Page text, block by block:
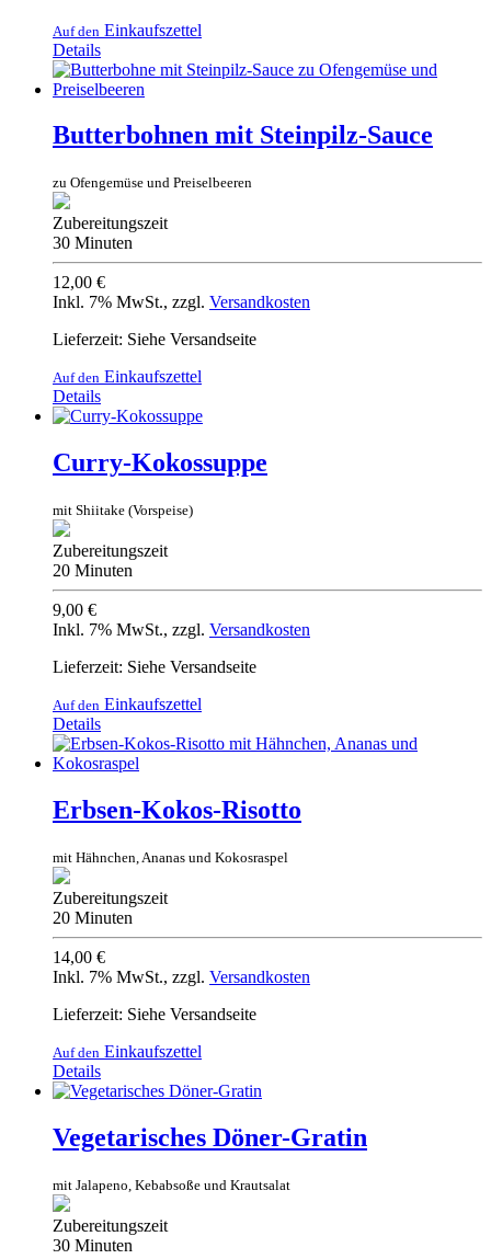
Auf den Einkaufszettel
Details
Butterbohnen mit Steinpilz-Sauce
zu Ofengemüse und Preiselbeeren
Zubereitungszeit
30 Minuten
12,00 €
Inkl. 7% MwSt., zzgl. Versandkosten
Lieferzeit: Siehe Versandseite
Auf den Einkaufszettel
Details
Curry-Kokossuppe
mit Shiitake (Vorspeise)
Zubereitungszeit
20 Minuten
9,00 €
Inkl. 7% MwSt., zzgl. Versandkosten
Lieferzeit: Siehe Versandseite
Auf den Einkaufszettel
Details
Erbsen-Kokos-Risotto
mit Hähnchen, Ananas und Kokosraspel
Zubereitungszeit
20 Minuten
14,00 €
Inkl. 7% MwSt., zzgl. Versandkosten
Lieferzeit: Siehe Versandseite
Auf den Einkaufszettel
Details
Vegetarisches Döner-Gratin
mit Jalapeno, Kebabsoße und Krautsalat
Zubereitungszeit
30 Minuten